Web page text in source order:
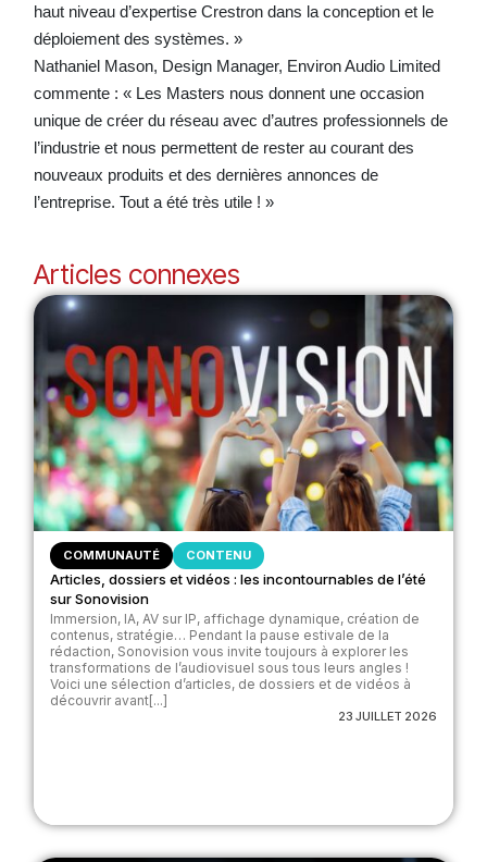
haut niveau d’expertise Crestron dans la conception et le
déploiement des systèmes. »
Nathaniel Mason, Design Manager, Environ Audio Limited
commente : « Les Masters nous donnent une occasion
unique de créer du réseau avec d’autres professionnels de
l’industrie et nous permettent de rester au courant des
nouveaux produits et des dernières annonces de
l’entreprise. Tout a été très utile ! »
Articles connexes
COMMUNAUTÉ CONTENU
Articles, dossiers et vidéos : les incontournables de l’été
sur Sonovision
Immersion, IA, AV sur IP, affichage dynamique, création de
contenus, stratégie… Pendant la pause estivale de la
rédaction, Sonovision vous invite toujours à explorer les
transformations de l’audiovisuel sous tous leurs angles !
Voici une sélection d’articles, de dossiers et de vidéos à
découvrir avant[...]
23 JUILLET 2026